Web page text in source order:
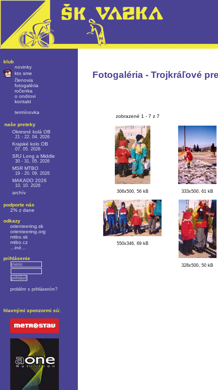
klub
novinky
kto sme
členovia
fotogaléria
ročenka
o ondrovi
kontakt
termínovka
naše preteky
Okresné kolá OB
21 - 22. 04. 2026
Krajské kolo OB
07. 05. 2026
SRJ Long a Middle
30 - 31. 05. 2026
MSR MTBO
19 - 20. 09. 2026
MAKADO 2026
10. 10. 2026
archív
podporte nás
2% z dane
odkazy
orienteering.sk
orienteering.org
mtbo.sk
mtbo.cz
...iné...
prihlásenie
problém s prihlásením?
hlavnými sponzormi sú:
Fotogaléria - Trojkráľové
zobrazené 1 - 7 z 7
306x500, 56 kB 333x500, 61 kB
550x346, 69 kB
328x500, 50 kB